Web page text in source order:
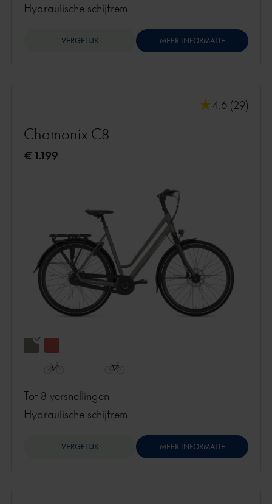
hydraulische schijfrem
VERGELIJK MEER INFORMATIE
4.6 (29)
Chamonix C8
€ 1.199
Tot 8 versnellingen
hydraulische schijfrem
VERGELIJK MEER INFORMATIE